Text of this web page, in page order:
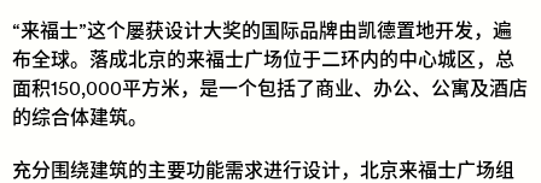
“来福士”这个屡获设计大奖的国际品牌由凯德置地开发，遍
布全球。落成北京的来福士广场位于二环内的中心城区，总
面积150,000平方米，是一个包括了商业、办公、公寓及酒店
的综合体建筑。
充分围绕建筑的主要功能需求进行设计，北京来福士广场组